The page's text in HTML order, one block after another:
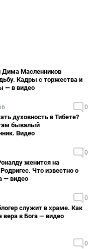
Дима Масленников
Кадры с торжества и
— в видео
0
духовность в Тибете?
бывалый
Видео
0
женится на
Что известно о
— видео
0
служит в храме. Как
вера в Бога — видео
0